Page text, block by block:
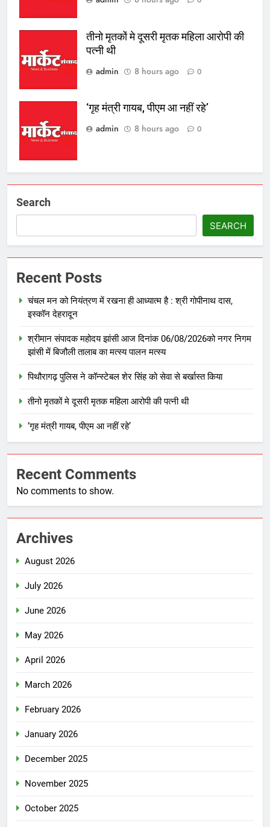
तीनो मृतकों मे दूसरी मृतक महिला आरोपी की
पत्नी थी
admin
8 hours ago 0
‘गृह मंत्री गायब, पीएम आ नहीं रहे’
admin
8 hours ago 0
Search
SEARCH
Recent Posts
चंचल मन को नियंत्रण में रखना ही आध्यात्म है : श्री गोपीनाथ दास,
इस्कॉन देहरादून
श्रीमान संपादक महोदय झांसी आज दिनांक 06/08/2026को नगर निगम
झांसी में बिजौली तालाब का मत्स्य पालन मत्स्य
पिथौरागढ़ पुलिस ने कॉन्स्टेबल शेर सिंह को सेवा से बर्खास्त किया
तीनो मृतकों मे दूसरी मृतक महिला आरोपी की पत्नी थी
‘गृह मंत्री गायब, पीएम आ नहीं रहे’
Recent Comments
No comments to show.
Archives
August 2026
July 2026
June 2026
May 2026
April 2026
March 2026
February 2026
January 2026
December 2025
November 2025
October 2025